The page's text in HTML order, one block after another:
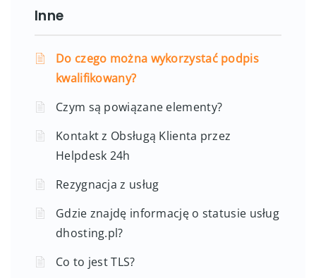
Inne
Do czego można wykorzystać podpis
kwalifikowany?
Czym są powiązane elementy?
Kontakt z Obsługą Klienta przez
Helpdesk 24h
Rezygnacja z usług
Gdzie znajdę informację o statusie usług
dhosting.pl?
Co to jest TLS?